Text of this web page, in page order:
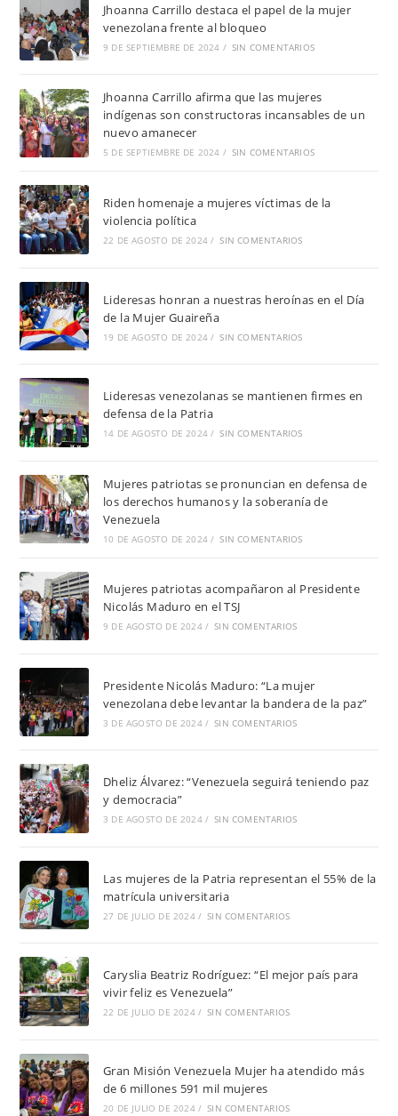
Jhoanna Carrillo destaca el papel de la mujer
venezolana frente al bloqueo
9 DE SEPTIEMBRE DE 2024 / SIN COMENTARIOS
Jhoanna Carrillo afirma que las mujeres
indígenas son constructoras incansables de un
nuevo amanecer
5 DE SEPTIEMBRE DE 2024 / SIN COMENTARIOS
Riden homenaje a mujeres víctimas de la
violencia política
22 DE AGOSTO DE 2024 / SIN COMENTARIOS
Lideresas honran a nuestras heroínas en el Día
de la Mujer Guaireña
19 DE AGOSTO DE 2024 / SIN COMENTARIOS
Lideresas venezolanas se mantienen firmes en
defensa de la Patria
14 DE AGOSTO DE 2024 / SIN COMENTARIOS
Mujeres patriotas se pronuncian en defensa de
los derechos humanos y la soberanía de
Venezuela
10 DE AGOSTO DE 2024 / SIN COMENTARIOS
Mujeres patriotas acompañaron al Presidente
Nicolás Maduro en el TSJ
9 DE AGOSTO DE 2024 / SIN COMENTARIOS
Presidente Nicolás Maduro: “La mujer
venezolana debe levantar la bandera de la paz”
3 DE AGOSTO DE 2024 / SIN COMENTARIOS
Dheliz Álvarez: “Venezuela seguirá teniendo paz
y democracia”
3 DE AGOSTO DE 2024 / SIN COMENTARIOS
Las mujeres de la Patria representan el 55% de la
matrícula universitaria
27 DE JULIO DE 2024 / SIN COMENTARIOS
Caryslia Beatriz Rodríguez: “El mejor país para
vivir feliz es Venezuela”
22 DE JULIO DE 2024 / SIN COMENTARIOS
Gran Misión Venezuela Mujer ha atendido más
de 6 millones 591 mil mujeres
20 DE JULIO DE 2024 / SIN COMENTARIOS